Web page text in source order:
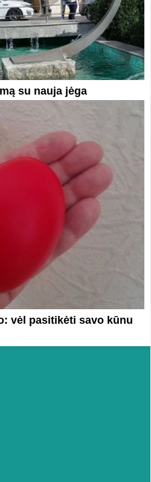
su nauja jėga
vėl pasitikėti savo kūnu